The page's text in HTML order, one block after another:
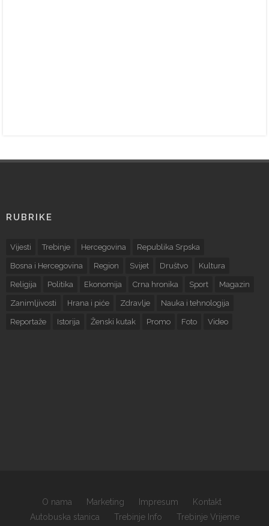
RUBRIKE
Vijesti Trebinje Hercegovina Republika Srpska
Bosna i Hercegovina Region Svijet Društvo Kultura
Religija Politika Ekonomija Crna hronika Sport Magazin
Zanimljivosti Hrana i piće Zdravlje Nauka i tehnologija
Reportaže Istorija Ženski kutak Promo Foto Video
O nama Marketing Impresum
Kontakt
Autobuska stanica
Trebinje Info Trebinje Vrijeme